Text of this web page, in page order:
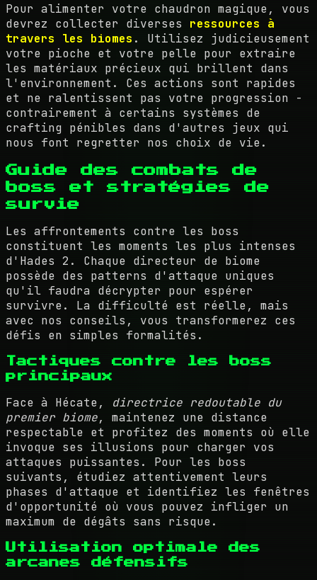
Pour alimenter votre chaudron magique, vous
devrez collecter diverses ressources à
travers les biomes . Utilisez judicieusement
votre pioche et votre pelle pour extraire
les matériaux précieux qui brillent dans
l'environnement. Ces actions sont rapides
et ne ralentissent pas votre progression -
contrairement à certains systèmes de
crafting pénibles dans d'autres jeux qui
nous font regretter nos choix de vie.
Guide des combats de
boss et stratégies de
survie
Les affrontements contre les boss
constituent les moments les plus intenses
d'Hades 2. Chaque directeur de biome
possède des patterns d'attaque uniques
qu'il faudra décrypter pour espérer
survivre. La difficulté est réelle, mais
avec nos conseils, vous transformerez ces
défis en simples formalités.
Tactiques contre les boss
principaux
Face à Hécate, directrice redoutable du
premier biome, maintenez une distance
respectable et profitez des moments où elle
invoque ses illusions pour charger vos
attaques puissantes. Pour les boss
suivants, étudiez attentivement leurs
phases d'attaque et identifiez les fenêtres
d'opportunité où vous pouvez infliger un
maximum de dégâts sans risque.
Utilisation optimale des
arcanes défensifs